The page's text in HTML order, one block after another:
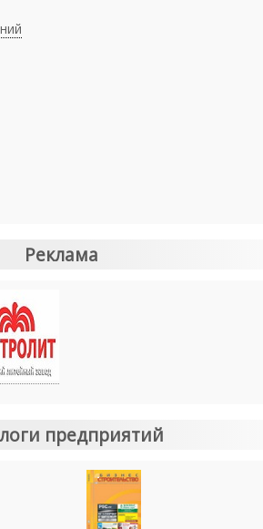
Реклама
предприятий